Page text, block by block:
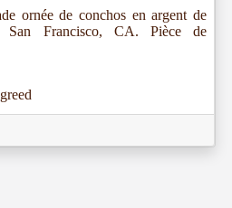
ornée de conchos en argent de
San Francisco, CA. Pièce de